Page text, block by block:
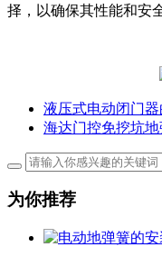
择，以确保其性能和安
液压式电动闭门
海达门控免挖坑
为你推荐